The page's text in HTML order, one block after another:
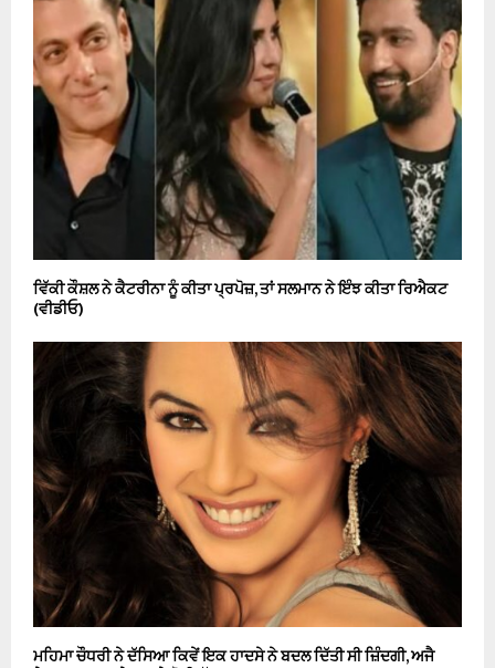
ਵਿੱਕੀ ਕੌਸ਼ਲ ਨੇ ਕੈਟਰੀਨਾ ਨੂੰ ਕੀਤਾ ਪ੍ਰਪੋਜ਼, ਤਾਂ ਸਲਮਾਨ ਨੇ ਇੰਝ ਕੀਤਾ ਰਿਐਕਟ
(ਵੀਡੀਓ)
ਮਹਿਮਾ ਚੌਧਰੀ ਨੇ ਦੱਸਿਆ ਕਿਵੇਂ ਇਕ ਹਾਦਸੇ ਨੇ ਬਦਲ ਦਿੱਤੀ ਸੀ ਜ਼ਿੰਦਗੀ, ਅਜੈ